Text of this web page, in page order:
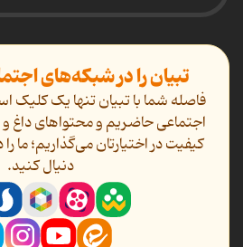
تبیان را در شبکه‌های
فاصله شما با تبیان تنها یک
اجتماعی حاضریم و محتواهای داغ و
کیفیت در اختیارتان می‌گذاریم؛ ما
دنیال کنید.